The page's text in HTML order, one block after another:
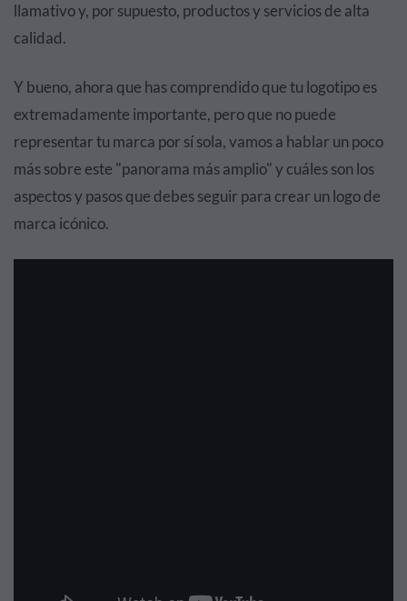
llamativo y, por supuesto, productos y servicios de alta
calidad.
Y bueno, ahora que has comprendido que tu logotipo es
extremadamente importante, pero que no puede
representar tu marca por sí sola, vamos a hablar un poco
más sobre este "panorama más amplio" y cuáles son los
aspectos y pasos que debes seguir para crear un logo de
marca icónico.